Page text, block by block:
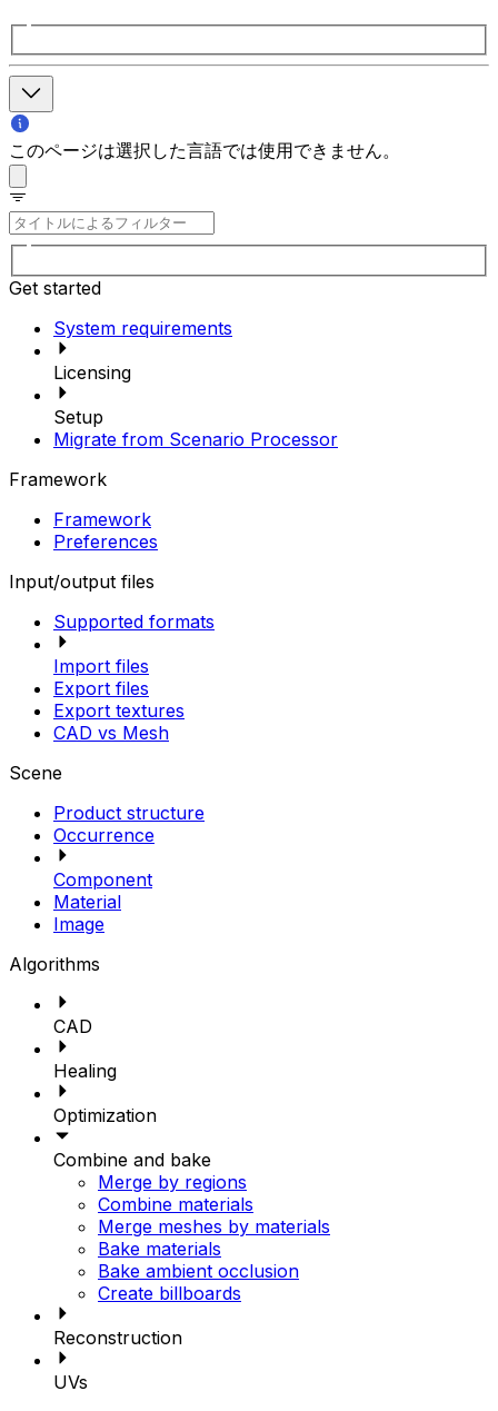
このページは選択した言語では使用できません。
Get started
System requirements
Licensing
Setup
Migrate from Scenario Processor
Framework
Framework
Preferences
Input/output files
Supported formats
Import files
Export files
Export textures
CAD vs Mesh
Scene
Product structure
Occurrence
Component
Material
Image
Algorithms
CAD
Healing
Optimization
Combine and bake
Merge by regions
Combine materials
Merge meshes by materials
Bake materials
Bake ambient occlusion
Create billboards
Reconstruction
UVs